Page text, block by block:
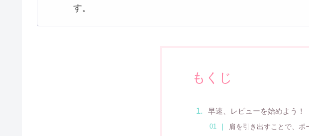
す。
もくじ
早速、レビューを始めよう！
肩を引き出すことで、ポ